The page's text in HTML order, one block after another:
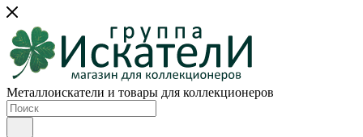
Металлоискатели и товары для коллекционеров